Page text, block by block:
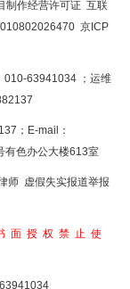
制作经营许可证 互联
京ICP
010-63941034 ；运维
；E-mail：
有色办公大楼613室
师 虚假失实报道举报
面授权禁止使